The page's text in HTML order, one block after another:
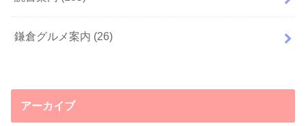
鎌倉グルメ案内 (26)
アーカイブ